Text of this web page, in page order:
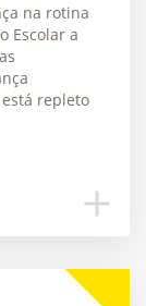
na rotina
Escolar a
repleto